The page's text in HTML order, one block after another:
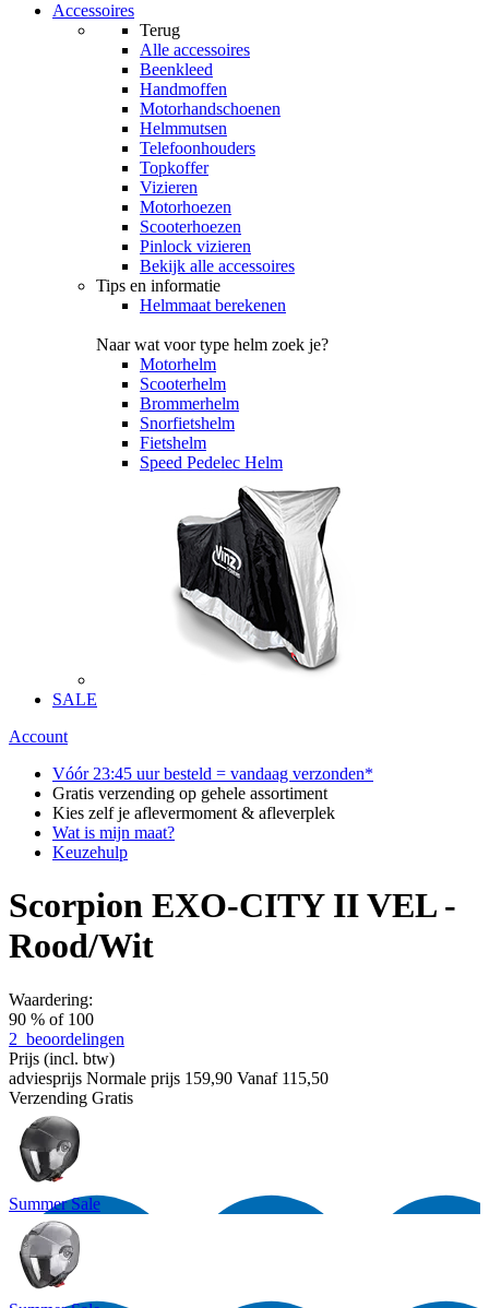
Accessoires
Terug
Alle accessoires
Beenkleed
Handmoffen
Motorhandschoenen
Helmmutsen
Telefoonhouders
Topkoffer
Vizieren
Motorhoezen
Scooterhoezen
Pinlock vizieren
Bekijk alle accessoires
Tips en informatie
Helmmaat berekenen
Naar wat voor type helm zoek je?
Motorhelm
Scooterhelm
Brommerhelm
Snorfietshelm
Fietshelm
Speed Pedelec Helm
SALE
Account
Vóór 23:45 uur besteld = vandaag verzonden*
Gratis verzending op gehele assortiment
Kies zelf je aflevermoment & afleverplek
Wat is mijn maat?
Keuzehulp
Scorpion EXO-CITY II VEL -
Rood/Wit
Waardering:
90 % of 100
2 beoordelingen
Prijs (incl. btw)
adviesprijs Normale prijs 159,90 Vanaf 115,50
Verzending Gratis
Summer Sale